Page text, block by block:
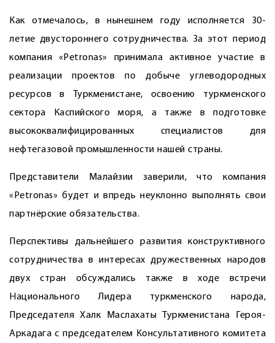
Как отмечалось, в нынешнем году исполняется 30-
летие двустороннего сотрудничества. За этот период
компания «Petronas» принимала активное участие в
реализации проектов по добыче углеводородных
ресурсов в Туркменистане, освоению туркменского
сектора Каспийского моря, а также в подготовке
высококвалифицированных специалистов для
нефтегазовой промышленности нашей страны.
Представители Малайзии заверили, что компания
«Petronas» будет и впредь неуклонно выполнять свои
партнёрские обязательства.
Перспективы дальнейшего развития конструктивного
сотрудничества в интересах дружественных народов
двух стран обсуждались также в ходе встречи
Национального Лидера туркменского народа,
Председателя Халк Маслахаты Туркменистана Героя-
Аркадага с председателем Консультативного комитета